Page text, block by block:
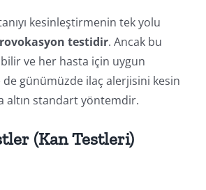
kesinleştirmenin tek yolu
testidir. Ancak bu
ve her hasta için uygun
günümüzde ilaç alerjisini kesin
altın standart yöntemdir.
(Kan Testleri)